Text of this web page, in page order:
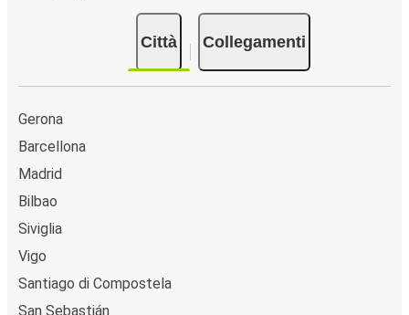
Città Collegamenti
Gerona
Barcellona
Madrid
Bilbao
Siviglia
Vigo
Santiago di Compostela
San Sebastián